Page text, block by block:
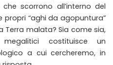
scorrono all’interno del
propri “aghi da agopuntura”
Terra malata? Sia come sia,
costituisce un
a cui cercheremo, in